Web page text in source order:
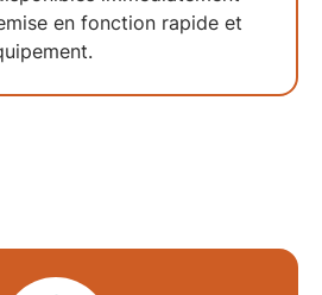
en fonction rapide et